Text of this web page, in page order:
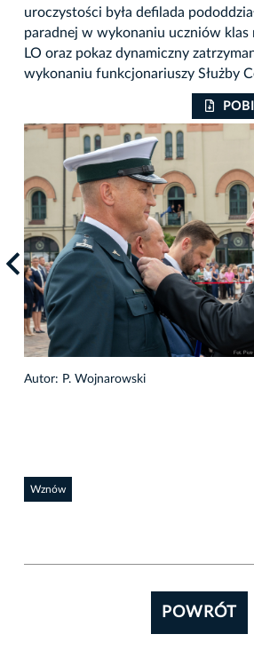
uroczystości była defilada
paradnej w wykonaniu uczniów klas
LO oraz pokaz dynamiczny
wykonaniu funkcjonariuszy Służby
Autor: P. Wojnarowski
Wznów
POWRÓT